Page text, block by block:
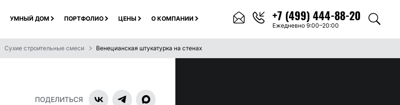
УМНЫЙ ДОМ ПОРТФОЛИО ЦЕНЫ О КОМПАНИИ +7 (499) 444-88-20
Ежедневно 9:00–20:00
Сухие строительные смеси Венецианская штукатурка на стенах
ПОДЕЛИТЬСЯ